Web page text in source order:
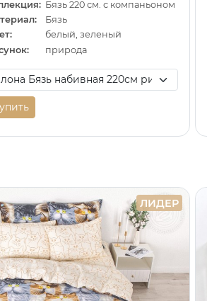
Бязь 220 см. с компаньоном
Бязь
белый, зеленый
природа
ЛИДЕР